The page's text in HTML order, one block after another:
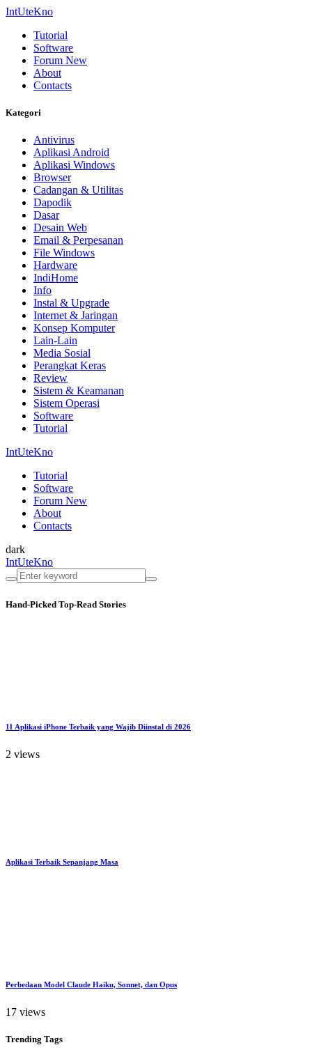
IntUteKno
Tutorial
Software
Forum New
About
Contacts
Kategori
Antivirus
Aplikasi Android
Aplikasi Windows
Browser
Cadangan & Utilitas
Dapodik
Dasar
Desain Web
Email & Perpesanan
File Windows
Hardware
IndiHome
Info
Instal & Upgrade
Internet & Jaringan
Konsep Komputer
Lain-Lain
Media Sosial
Perangkat Keras
Review
Sistem & Keamanan
Sistem Operasi
Software
Tutorial
IntUteKno
Tutorial
Software
Forum New
About
Contacts
dark
IntUteKno
Hand-Picked Top-Read Stories
11 Aplikasi iPhone Terbaik yang Wajib Diinstal di 2026
2 views
Aplikasi Terbaik Sepanjang Masa
Perbedaan Model Claude Haiku, Sonnet, dan Opus
17 views
Trending Tags